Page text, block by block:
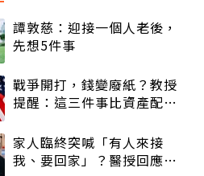
譚敦慈：迎接一個人老後，
先想5件事
戰爭開打，錢變廢紙？教授
提醒：這三件事比資產配置
家人臨終突喊「有人來接
我、要回家」？醫授回應方